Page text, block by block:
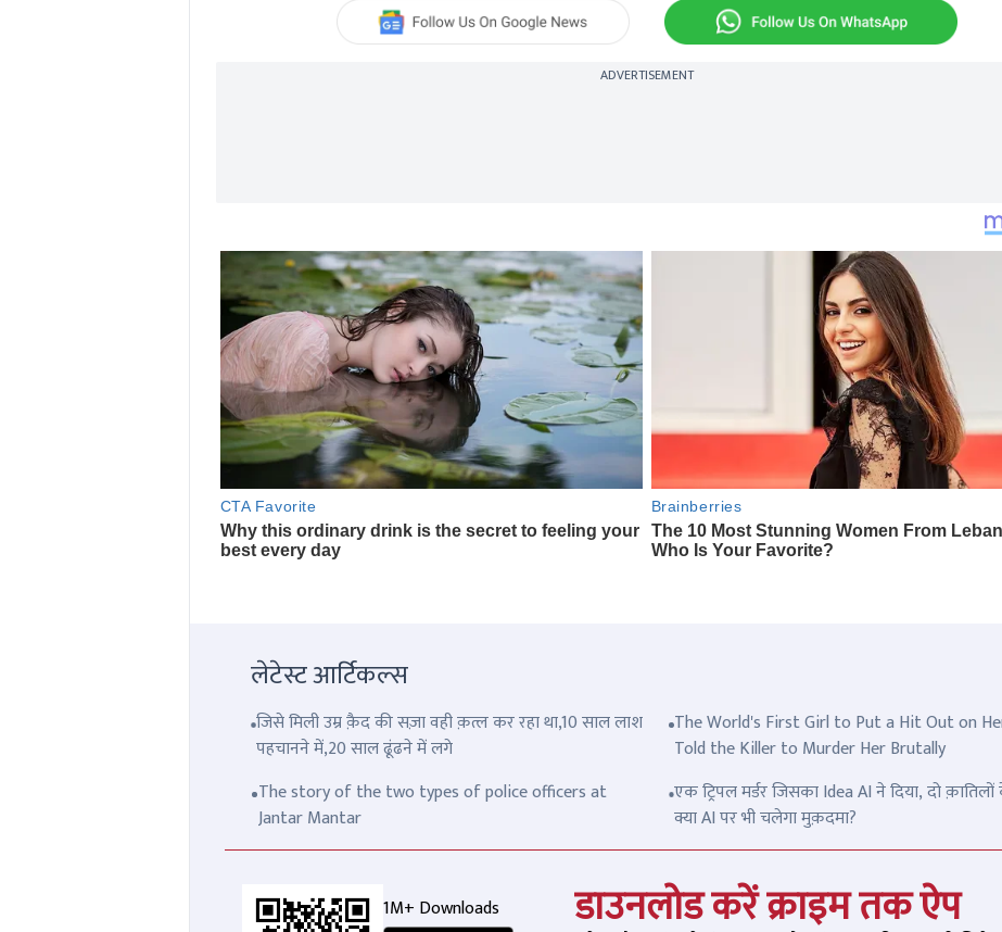
ADVERTISEMENT
लेटेस्ट आर्टिकल्स
जिसे मिली उम्र क़ैद की सज़ा वही क़त्ल कर रहा था,10 साल लाश
पहचानने में,20 साल ढूंढने में लगे
The World's First Girl to Put a Hit Out on
Told the Killer to Murder Her Brutally
The story of the two types of police officers at
Jantar Mantar
एक ट्रिपल मर्डर जिसका Idea AI ने दिया, दो
क्या AI पर भी चलेगा मुक़दमा?
1M+ Downloads डाउनलोड करें क्राइम तक ऐप